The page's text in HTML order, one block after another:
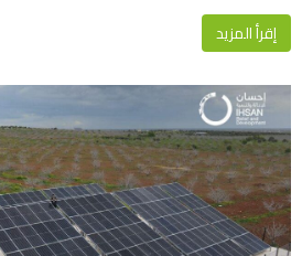
إقرأ المزيد